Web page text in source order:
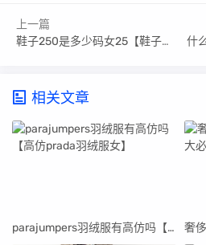
上一篇
鞋子250是多少码女25【鞋子250是多少码】
什么
相关文章
parajumpers羽绒服有高仿吗【高仿prada羽绒服女】